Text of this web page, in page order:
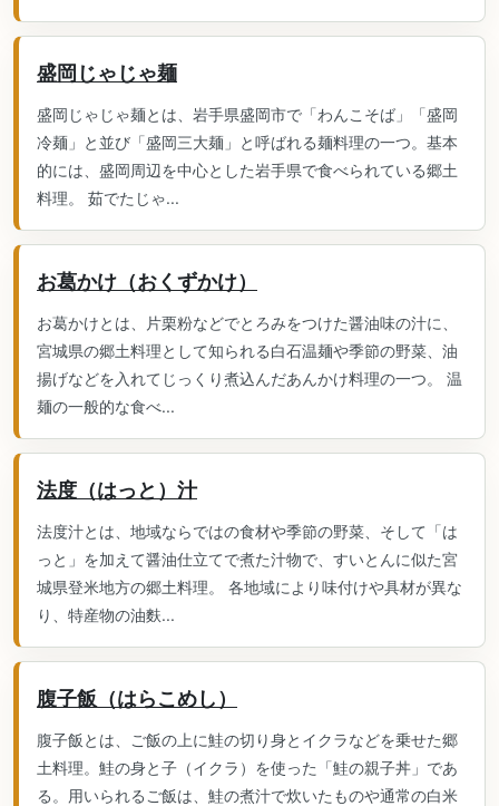
盛岡じゃじゃ麺
盛岡じゃじゃ麺とは、岩手県盛岡市で「わんこそば」「盛岡
冷麺」と並び「盛岡三大麺」と呼ばれる麺料理の一つ。基本
的には、盛岡周辺を中心とした岩手県で食べられている郷土
料理。 茹でたじゃ...
お葛かけ（おくずかけ）
お葛かけとは、片栗粉などでとろみをつけた醤油味の汁に、
宮城県の郷土料理として知られる白石温麺や季節の野菜、油
揚げなどを入れてじっくり煮込んだあんかけ料理の一つ。 温
麺の一般的な食べ...
法度（はっと）汁
法度汁とは、地域ならではの食材や季節の野菜、そして「は
っと」を加えて醤油仕立てで煮た汁物で、すいとんに似た宮
城県登米地方の郷土料理。 各地域により味付けや具材が異な
り、特産物の油麩...
腹子飯（はらこめし）
腹子飯とは、ご飯の上に鮭の切り身とイクラなどを乗せた郷
土料理。鮭の身と子（イクラ）を使った「鮭の親子丼」であ
る。用いられるご飯は、鮭の煮汁で炊いたものや通常の白米